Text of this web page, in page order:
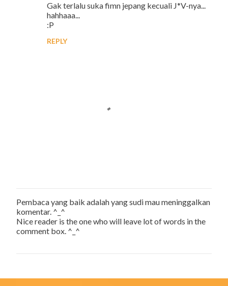
Gak terlalu suka fimn jepang kecuali J*V-nya...
hahhaaa...
:P
REPLY
P
o
s
t
C
Pembaca yang baik adalah yang sudi mau meninggalkan
komentar. ^_^
Nice reader is the one who will leave lot of words in the
comment box. ^_^